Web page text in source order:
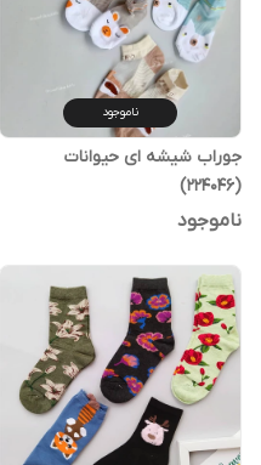
ناموجود
جوراب شیشه ای حیوانات
(224046)
ناموجود